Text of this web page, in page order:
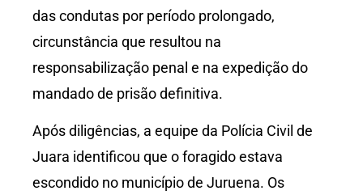
das condutas por período prolongado,
circunstância que resultou na
responsabilização penal e na expedição do
mandado de prisão definitiva.
Após diligências, a equipe da Polícia Civil de
Juara identificou que o foragido estava
escondido no município de Juruena. Os